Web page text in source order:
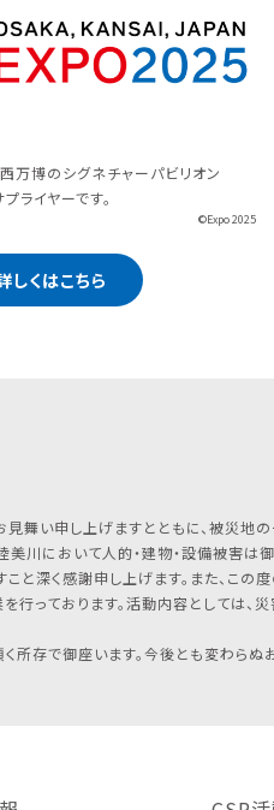
万博のシグネチャーパビリオン
ライヤーです。
©Expo 2025
しくはこちら
舞い申し上げますとともに、被災地
美川において人的・建物・設備被害
深く感謝申し上げます。また、この
っております。活動内容としては
存で御座います。今後とも変わらぬ